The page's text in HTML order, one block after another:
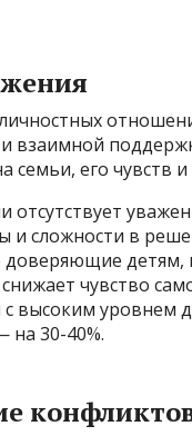
взаимной
семьи, его чувств
и сложности в
детям,
чувство
высоким уровнем
30-40%.